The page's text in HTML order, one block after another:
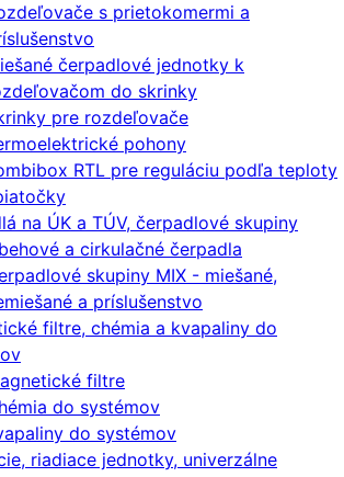
s prietokomermi a
čerpadlové jednotky k
do skrinky
pre rozdeľovače
pohony
RTL pre reguláciu podľa teploty
na ÚK a TÚV, čerpadlové skupiny
a cirkulačné čerpadla
skupiny MIX - miešané,
a príslušenstvo
filtre, chémia a kvapaliny do
filtre
do systémov
do systémov
riadiace jednotky, univerzálne